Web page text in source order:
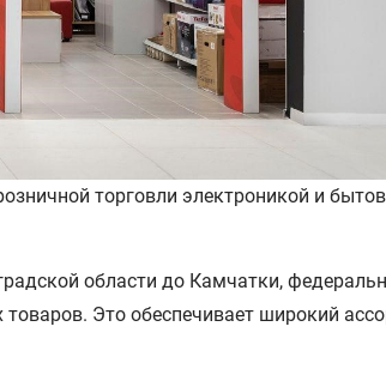
торговли электроникой и
области до Камчатки,
Это обеспечивает широкий